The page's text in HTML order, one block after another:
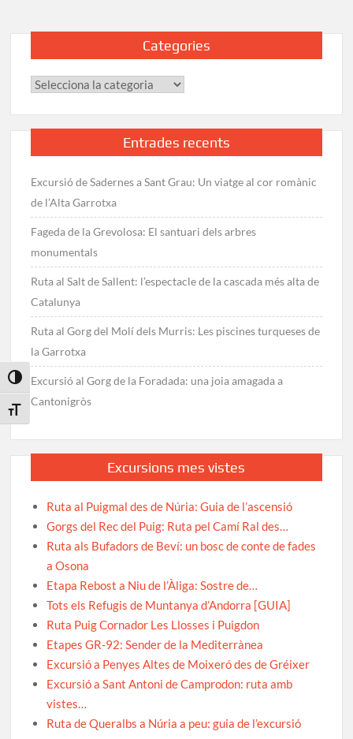
Toggle High Contrast
Toggle Font size
de
de
Montcada
Categories
Categories
Entrades recents
Excursió de Sadernes a Sant Grau: Un viatge al cor romànic
de l’Alta Garrotxa
Fageda de la Grevolosa: El santuari dels arbres
monumentals
Ruta al Salt de Sallent: l’espectacle de la cascada més alta de
Catalunya
Ruta al Gorg del Molí dels Murris: Les piscines turqueses de
la Garrotxa
Excursió al Gorg de la Foradada: una joia amagada a
Cantonigròs
Excursions mes vistes
Ruta al Puigmal des de Núria: Guia de l’ascensió
Gorgs del Rec del Puig: Ruta pel Camí Ral des…
Ruta als Bufadors de Beví: un bosc de conte de fades
a Osona
Etapa Rebost a Niu de l’Àliga: Sostre de…
Tots els Refugis de Muntanya d’Andorra [GUIA]
Ruta Puig Cornador Les Llosses i Puigdon
Etapes GR-92: Sender de la Mediterrànea
Excursió a Penyes Altes de Moixeró des de Gréixer
Excursió a Sant Antoni de Camprodon: ruta amb
vistes…
Ruta de Queralbs a Núria a peu: guia de l’excursió